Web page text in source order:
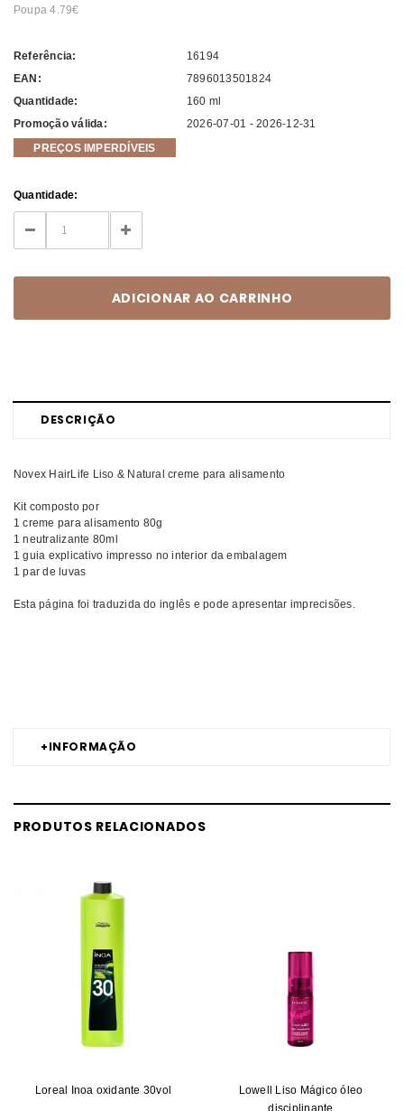
Poupa 4.79
Referência:
16194
EAN:
7896013501824
Quantidade:
160 ml
Promoção válida:
2026-07-01 - 2026-12-31
PREÇOS IMPERDÍVEIS
Current
Stock:
Quantidade:
DECREASE
QUANTITY:
INCREASE
QUANTITY:
DESCRIÇÃO
+INFORMAÇÃO
Novex HairLife Liso & Natural creme para alisamento
Kit composto por
1 creme para alisamento 80g
1 neutralizante 80ml
1 guia explicativo impresso no interior da embalagem
1 par de luvas
Esta página foi traduzida do inglês e pode apresentar imprecisões.
PRODUTOS RELACIONADOS
Loreal Inoa oxidante 30vol
Lowell Liso Mágico óleo
disciplinante